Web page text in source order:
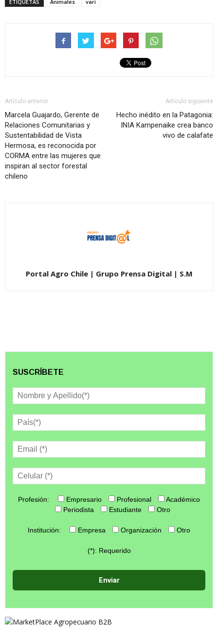
ETIQUETAS Animales vari
Artículo anterior
Marcela Guajardo, Gerente de
Relaciones Comunitarias y
Sustentabilidad de Vista
Hermosa, es reconocida por
CORMA entre las mujeres que
inspiran al sector forestal
chileno
Artículo siguiente
Hecho inédito en la Patagonia:
INIA Kampenaike crea banco
vivo de calafate
Portal Agro Chile | Grupo Prensa Digital | S.M
SUSCRÍBETE
Profesión: Empresario Profesional
Académico
Periodista
Estudiante Otro
Institución: Empresa Organización Otro
(*): Requerido